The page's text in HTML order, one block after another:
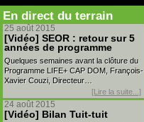
En direct du terrain
25 août 2015
[Vidéo] SEOR : retour sur 5
années de programme
Quelques semaines avant la clôture du
Programme LIFE+ CAP DOM, François-
Xavier Couzi, Directeur…
[Lire la suite...]
24 août 2015
[Vidéo] Bilan Tuit-tuit